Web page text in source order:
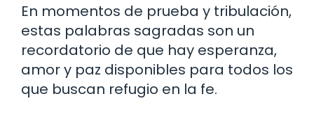
En momentos de prueba y tribulación,
estas palabras sagradas son un
recordatorio de que hay esperanza,
amor y paz disponibles para todos los
que buscan refugio en la fe.